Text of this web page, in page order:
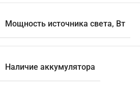
Мощность источника света, Вт
Наличие аккумулятора